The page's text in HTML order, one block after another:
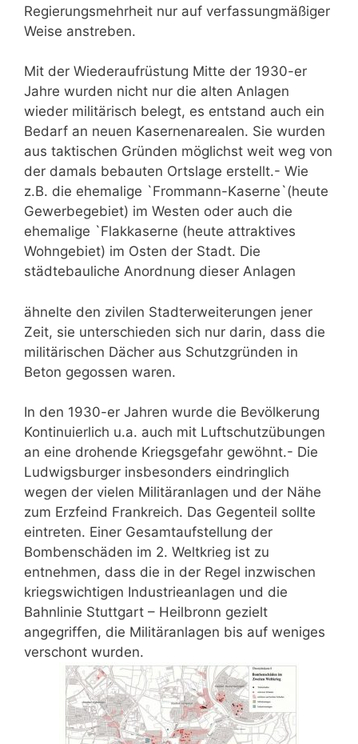
Regierungsmehrheit nur auf verfassungmäßiger
Weise anstreben.
Mit der Wiederaufrüstung Mitte der 1930-er
Jahre wurden nicht nur die alten Anlagen
wieder militärisch belegt, es entstand auch ein
Bedarf an neuen Kasernenarealen. Sie wurden
aus taktischen Gründen möglichst weit weg von
der damals bebauten Ortslage erstellt.- Wie
z.B. die ehemalige `Frommann-Kaserne`(heute
Gewerbegebiet) im Westen oder auch die
ehemalige `Flakkaserne (heute attraktives
Wohngebiet) im Osten der Stadt. Die
städtebauliche Anordnung dieser Anlagen
ähnelte den zivilen Stadterweiterungen jener
Zeit, sie unterschieden sich nur darin, dass die
militärischen Dächer aus Schutzgründen in
Beton gegossen waren.
In den 1930-er Jahren wurde die Bevölkerung
Kontinuierlich u.a. auch mit Luftschutzübungen
an eine drohende Kriegsgefahr gewöhnt.- Die
Ludwigsburger insbesonders eindringlich
wegen der vielen Militäranlagen und der Nähe
zum Erzfeind Frankreich. Das Gegenteil sollte
eintreten. Einer Gesamtaufstellung der
Bombenschäden im 2. Weltkrieg ist zu
entnehmen, dass die in der Regel inzwischen
kriegswichtigen Industrieanlagen und die
Bahnlinie Stuttgart – Heilbronn gezielt
angegriffen, die Militäranlagen bis auf weniges
verschont wurden.